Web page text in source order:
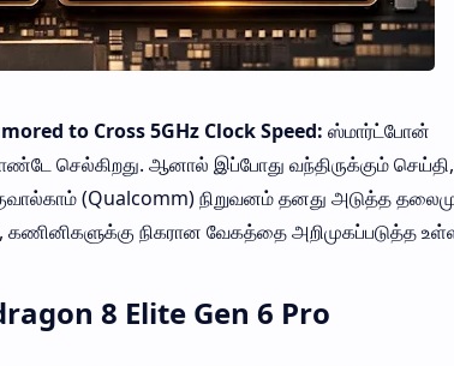
to Cross 5GHz Clock Speed: ஸ்மார்ட்போன்
செல்கிறது. ஆனால் இப்போது வந்திருக்கும் செய்தி,
(Qualcomm) நிறுவனம் தனது அடுத்த
கணினிகளுக்கு நிகரான வேகத்தை அறிமுகப்படுத்த
8 Elite Gen 6 Pro